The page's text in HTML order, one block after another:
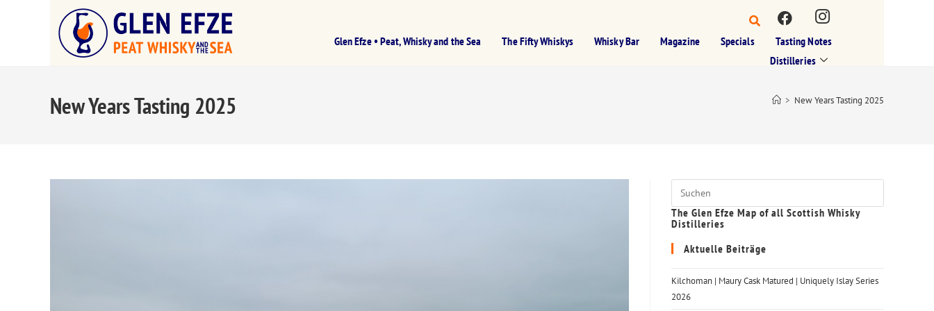
Glen Efze • Peat, Whisky and the Sea The Fifty Whiskys Whisky Bar Magazine Specials
Tasting Notes
Distilleries
New Years Tasting 2025 > New Years Tasting 2025
The Glen Efze Map of all Scottish Whisky
Distilleries
Aktuelle Beiträge
Kilchoman | Maury Cask Matured | Uniquely Islay Series
2026